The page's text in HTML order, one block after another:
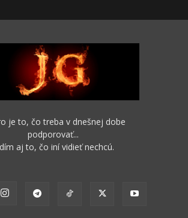
je to, čo treba v dnešnej dobe
podporovať...
aj to, čo iní vidieť nechcú.